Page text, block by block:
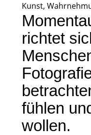
Kunst,
richtet
fühlen
wollen.